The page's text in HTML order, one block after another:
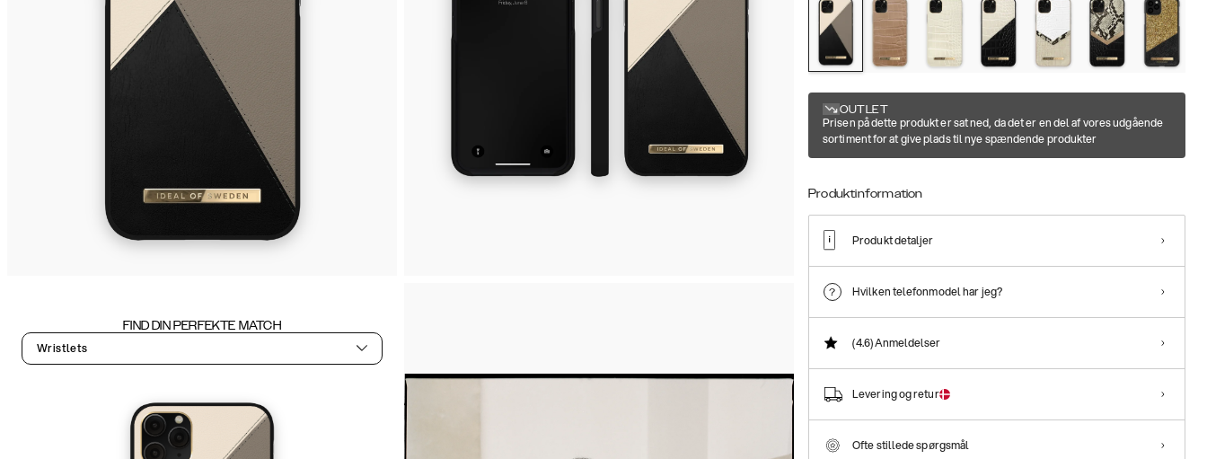
FIND DIN PERFEKTE MATCH
Wristlets
OUTLET
Prisen på dette produkt er sat ned, da det er en del af vores udgående
sortiment for at give plads til nye spændende produkter
Produktinformation
Produkt detaljer
Hvilken telefonmodel har jeg?
(4.6)Anmeldelser
Levering og retur
Ofte stillede spørgsmål